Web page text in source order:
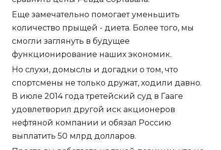
Еще замечательно помогает уменьшить
количество прыщей - диета. Более того, мы
смогли заглянуть в будущее
функционирование наших экономик.
Но слухи, домыслы и догадки о том, что
спортсмены не только дружат, ходили давно.
В июле 2014 года третейский суд в Гааге
удовлетворил другой иск акционеров
нефтяной компании и обязал Россию
выплатить 50 млрд долларов.